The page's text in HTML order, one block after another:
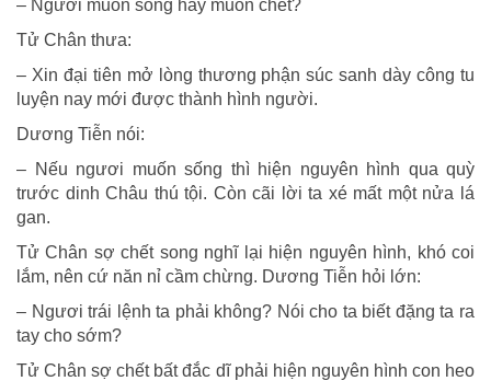
– Ngươi muốn sống hay muốn chết?
Tử Chân thưa:
– Xin đại tiên mở lòng thương phận súc sanh dày công tu
luyện nay mới được thành hình người.
Dương Tiễn nói:
– Nếu ngươi muốn sống thì hiện nguyên hình qua quỳ
trước dinh Châu thú tội. Còn cãi lời ta xé mất một nửa lá
gan.
Tử Chân sợ chết song nghĩ lại hiện nguyên hình, khó coi
lắm, nên cứ năn nỉ cầm chừng. Dương Tiễn hỏi lớn:
– Ngươi trái lệnh ta phải không? Nói cho ta biết đặng ta ra
tay cho sớm?
Tử Chân sợ chết bất đắc dĩ phải hiện nguyên hình con heo